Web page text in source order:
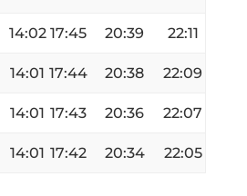
14:02 17:45 20:39 22:11
14:01 17:44 20:38 22:09
14:01 17:43 20:36 22:07
14:01 17:42 20:34 22:05